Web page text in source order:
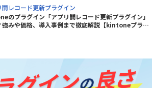
間レコード更新プラグイン
のプラグイン「アプリ間レコード更新プラグイン」
強みや価格、導入事例まで徹底解説【kintoneプラグ